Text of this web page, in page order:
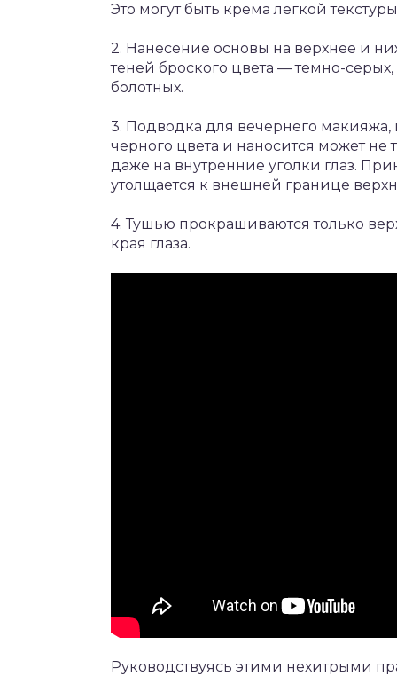
Это могут быть крема легкой
2. Нанесение основы на верхнее и
теней броского цвета — темно-
болотных.
3. Подводка для вечернего макияжа,
черного цвета и наносится может
даже на внутренние уголки глаз.
утолщается к внешней границе
4. Тушью прокрашиваются только
края глаза.
Руководствуясь этими нехитрыми